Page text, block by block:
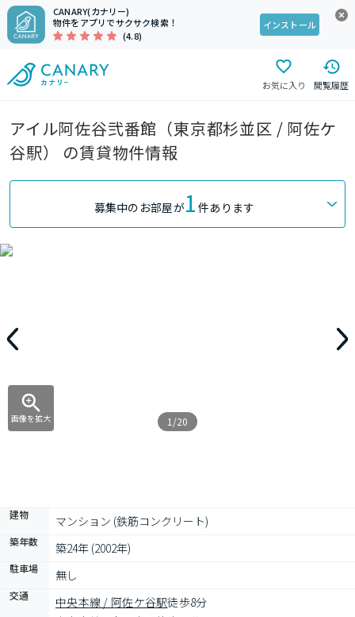
CANARY(カナリー)
物件をアプリでサクサク検索！
(4.8)
インストール
お気に入り 閲覧履歴
アイル阿佐谷弐番館（東京都杉並区 / 阿佐ケ
谷駅） の賃貸物件情報
募集中のお部屋が1 件あります
画像を拡大 1/20
建物 マンション (鉄筋コンクリート)
築年数 築24年 (2002年)
駐車場 無し
交通 中央本線 / 阿佐ケ谷駅徒歩8分